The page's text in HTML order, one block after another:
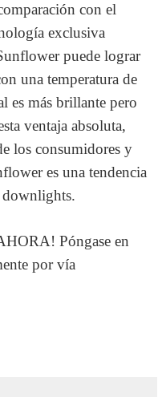
con el
exclusiva
puede lograr
una temperatura de
es más brillante pero
ventaja absoluta,
los consumidores y
es una tendencia
downlights.
Póngase en
por vía